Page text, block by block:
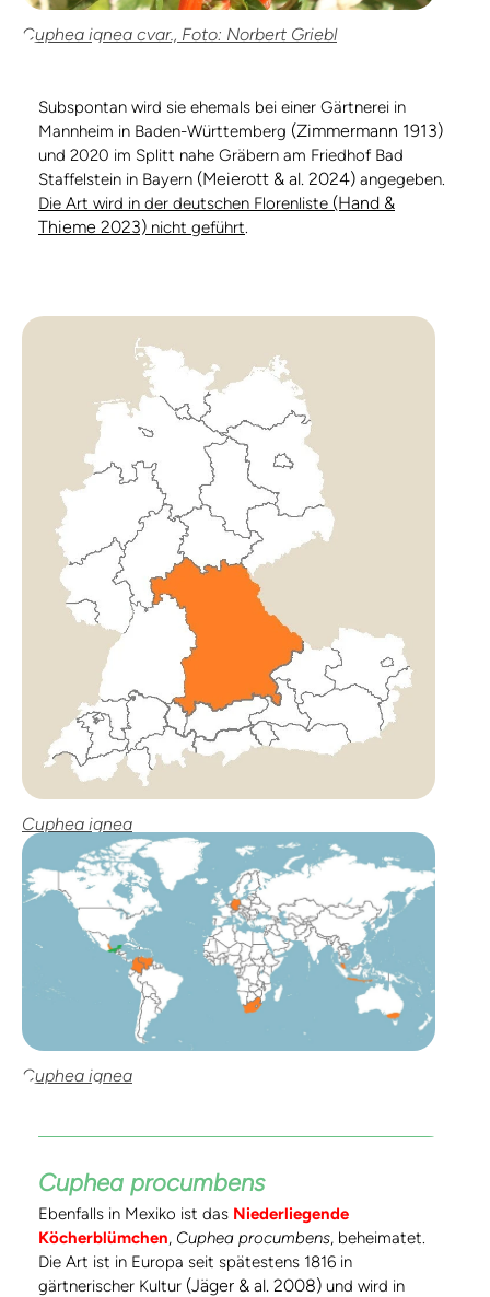
Cuphea ignea cvar., Foto: Norbert Griebl
Subspontan wird sie ehemals bei einer Gärtnerei in
Mannheim in Baden-Württemberg (Zimmermann 1913)
und 2020 im Splitt nahe Gräbern am Friedhof Bad
Staffelstein in Bayern (Meierott & al. 2024) angegeben.
Die Art wird in der deutschen Florenliste (Hand &
Thieme 2023) nicht geführt.
Cuphea ignea
Cuphea ignea
Cuphea procumbens
Ebenfalls in Mexiko ist das Niederliegende
Köcherblümchen, Cuphea procumbens, beheimatet.
Die Art ist in Europa seit spätestens 1816 in
gärtnerischer Kultur (Jäger & al. 2008) und wird in